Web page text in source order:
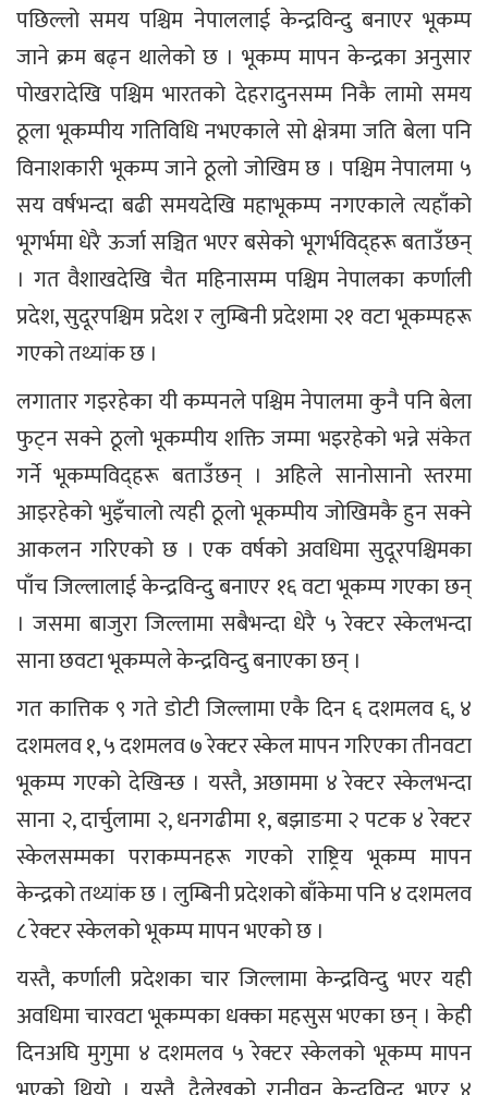
पछिल्लो समय पश्चिम नेपाललाई केन्द्रविन्दु बनाएर भूकम्प
जाने क्रम बढ्न थालेको छ । भूकम्प मापन केन्द्रका अनुसार
पोखरादेखि पश्चिम भारतको देहरादुनसम्म निकै लामो समय
ठूला भूकम्पीय गतिविधि नभएकाले सो क्षेत्रमा जति बेला पनि
विनाशकारी भूकम्प जाने ठूलो जोखिम छ । पश्चिम नेपालमा ५
सय वर्षभन्दा बढी समयदेखि महाभूकम्प नगएकाले त्यहाँको
भूगर्भमा धेरै ऊर्जा सञ्चित भएर बसेको भूगर्भविद्हरू बताउँछन्
। गत वैशाखदेखि चैत महिनासम्म पश्चिम नेपालका कर्णाली
प्रदेश, सुदूरपश्चिम प्रदेश र लुम्बिनी प्रदेशमा २१ वटा भूकम्पहरू
गएको तथ्यांक छ ।
लगातार गइरहेका यी कम्पनले पश्चिम नेपालमा कुनै पनि बेला
फुट्न सक्ने ठूलो भूकम्पीय शक्ति जम्मा भइरहेको भन्ने संकेत
गर्ने भूकम्पविद्हरू बताउँछन् । अहिले सानोसानो स्तरमा
आइरहेको भुइँचालो त्यही ठूलो भूकम्पीय जोखिमकै हुन सक्ने
आकलन गरिएको छ । एक वर्षको अवधिमा सुदूरपश्चिमका
पाँच जिल्लालाई केन्द्रविन्दु बनाएर १६ वटा भूकम्प गएका छन्
। जसमा बाजुरा जिल्लामा सबैभन्दा धेरै ५ रेक्टर स्केलभन्दा
साना छवटा भूकम्पले केन्द्रविन्दु बनाएका छन् ।
गत कात्तिक ९ गते डोटी जिल्लामा एकै दिन ६ दशमलव ६, ४
दशमलव १, ५ दशमलव ७ रेक्टर स्केल मापन गरिएका तीनवटा
भूकम्प गएको देखिन्छ । यस्तै, अछाममा ४ रेक्टर स्केलभन्दा
साना २, दार्चुलामा २, धनगढीमा १, बझाङमा २ पटक ४ रेक्टर
स्केलसम्मका पराकम्पनहरू गएको राष्ट्रिय भूकम्प मापन
केन्द्रको तथ्यांक छ । लुम्बिनी प्रदेशको बाँकेमा पनि ४ दशमलव
८ रेक्टर स्केलको भूकम्प मापन भएको छ ।
यस्तै, कर्णाली प्रदेशका चार जिल्लामा केन्द्रविन्दु भएर यही
अवधिमा चारवटा भूकम्पका धक्का महसुस भएका छन् । केही
दिनअघि मुगुमा ४ दशमलव ५ रेक्टर स्केलको भूकम्प मापन